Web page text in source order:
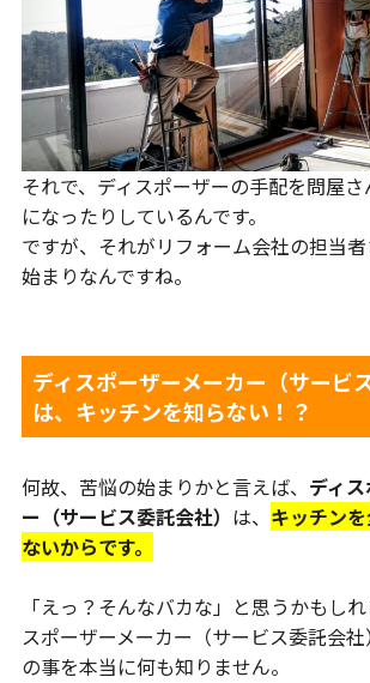
それで、ディスポーザーの手配を問屋
になったりしているんです。
ですが、それがリフォーム会社の担当
始まりなんですね。
ディスポーザーメーカー（サービ
は、キッチンを知らない！？
何故、苦悩の始まりかと言えば、 ディ
ー（サービス委託会社） は、 キッチン
ないからです。
「えっ？そんなバカな」と思うかもし
スポーザーメーカー（サービス委託会
の事を本当に何も知りません。